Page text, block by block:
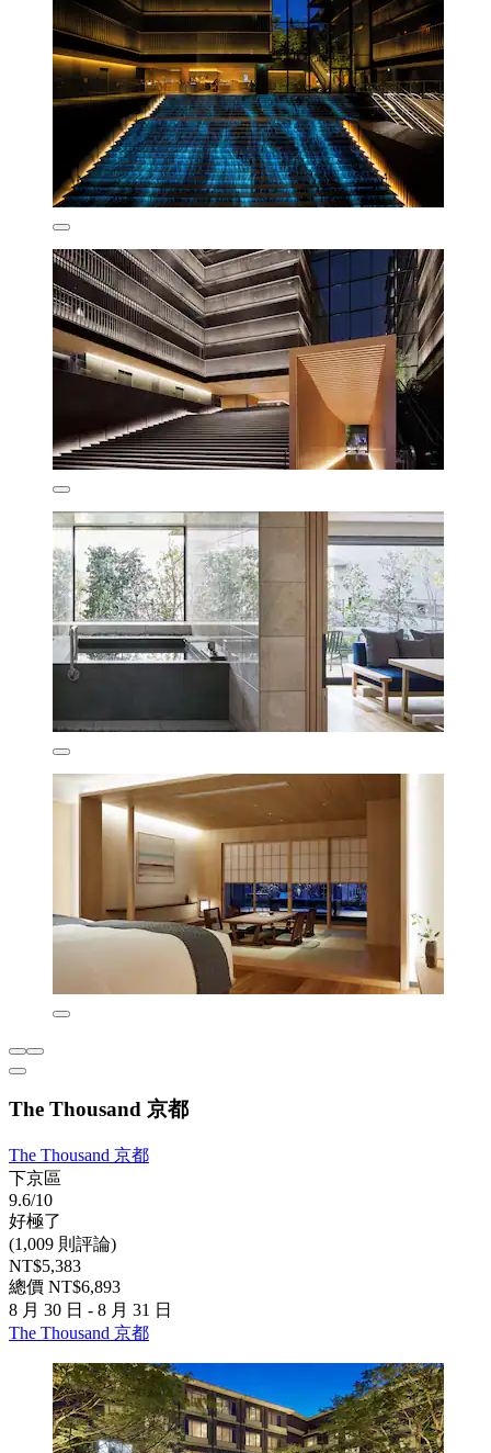
The Thousand 京都
The Thousand 京都
下京區
9.6/10
好極了
(1,009 則評論)
NT$5,383
總價 NT$6,893
8 月 30 日 - 8 月 31 日
The Thousand 京都